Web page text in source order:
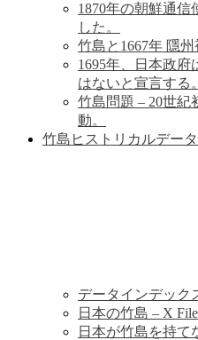
1870年の朝鮮通信
した。
竹島と1667年 隱
1695年、日本政
はないと宣言する。
竹島問題 – 20世紀
動。
竹島ヒストリカルデータ
データインデック
日本の竹島 – X
日本が竹島を持て